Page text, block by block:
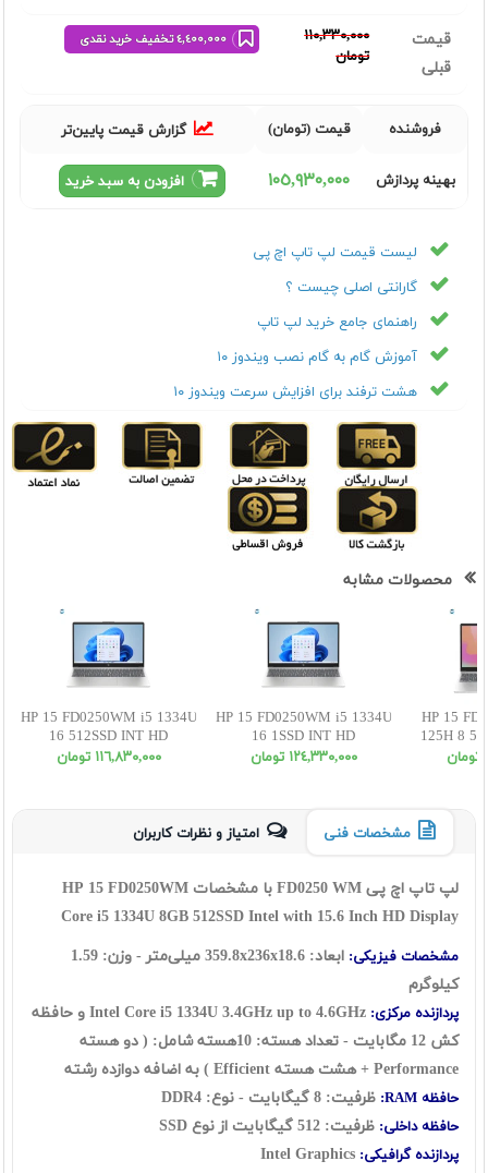
قیمت
قبلی
١١٠,٣٣٠,٠٠٠
تومان
فروشنده قیمت (تومان) گزارش قیمت پایین‌تر
بهینه پردازش ١٠٥,٩٣٠,٠٠٠ افزودن به سبد خرید
لیست قیمت لپ تاپ اچ پی
گارانتی اصلی چیست ؟
راهنمای جامع خرید لپ تاپ
آموزش گام به گام نصب ویندوز ۱۰
هشت ترفند برای افزایش سرعت ویندوز ۱۰
محصولات مشابه
HP 15 FD0250WM i5 1334U
16 512SSD INT HD
١١٦,٨٣٠,٠٠٠ تومان
HP 15 FD0250WM i5 1334U
16 1SSD INT HD
١٢٤,٣٣٠,٠٠٠ تومان
HP 15
125H 8
مشخصات فنی امتیاز و نظرات کاربران
لپ تاپ اچ پی FD0250 WM با مشخصات HP 15 FD0250WM
Core i5 1334U 8GB 512SSD Intel with 15.6 Inch HD Display
مشخصات فیزیکی:
ابعاد: 359.8x236x18.6 میلی‌متر - وزن: 1.59
کیلوگرم
پردازنده مرکزی:
Intel Core i5 1334U 3.4GHz up to 4.6GHz و حافظه
کش 12 مگابایت - تعداد هسته: 10هسته شامل: ( دو هسته
Performance + هشت هسته Efficient ) به اضافه دوازده رشته
حافظه RAM: ظرفیت: 8 گیگابایت - نوع: DDR4
حافظه داخلی: ظرفیت: 512 گیگابایت از نوع SSD
پردازنده گرافیکی: